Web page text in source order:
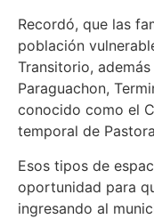
Recordó, que las
población
Transitorio,
Paraguachon,
conocido como el
temporal de
Esos tipos de
oportunidad para
ingresando al